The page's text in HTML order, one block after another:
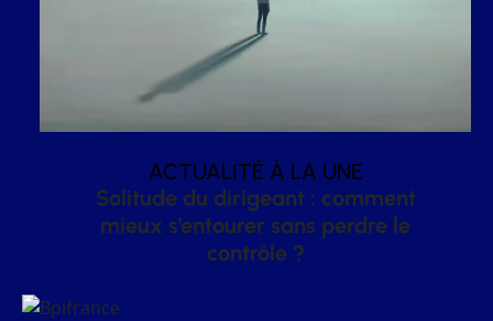
ACTUALITÉ À LA UNE
Solitude du dirigeant : comment
mieux s’entourer sans perdre le
contrôle ?